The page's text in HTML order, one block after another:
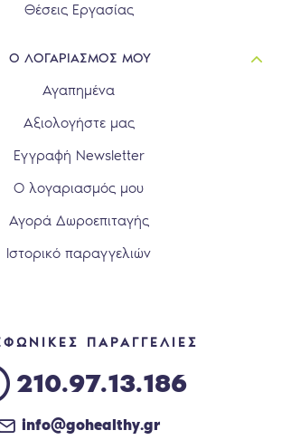
Θέσεις Εργασίας
Ο ΛΟΓΑΡΙΑΣΜΟΣ ΜΟΥ
Αγαπημένα
Αξιολογήστε μας
Εγγραφή Newsletter
Ο λογαριασμός μου
Αγορά Δωροεπιταγής
Ιστορικό παραγγελιών
ΠΑΡΑΓΓΕΛΙΕΣ
210.97.13.186
info@gohealthy.gr